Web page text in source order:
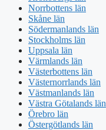
Norrbottens län
Skåne län
Södermanlands län
Stockholms län
Uppsala län
Värmlands län
Västerbottens län
Västernorrlands län
Västmanlands län
Västra Götalands län
Örebro län
Östergötlands län